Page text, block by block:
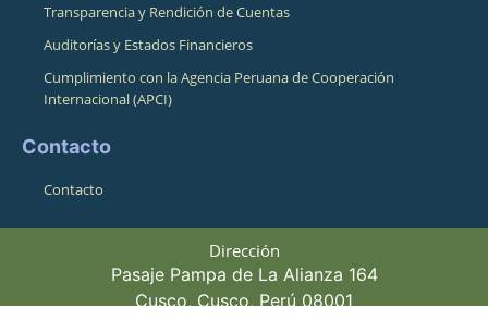
Transparencia y Rendición de Cuentas
Auditorías y Estados Financieros
Cumplimiento con la Agencia Peruana de Cooperación
Internacional (APCI)
Contacto
Contacto
Dirección
Pasaje Pampa de La Alianza 164
Cusco, Cusco, Perú 08001